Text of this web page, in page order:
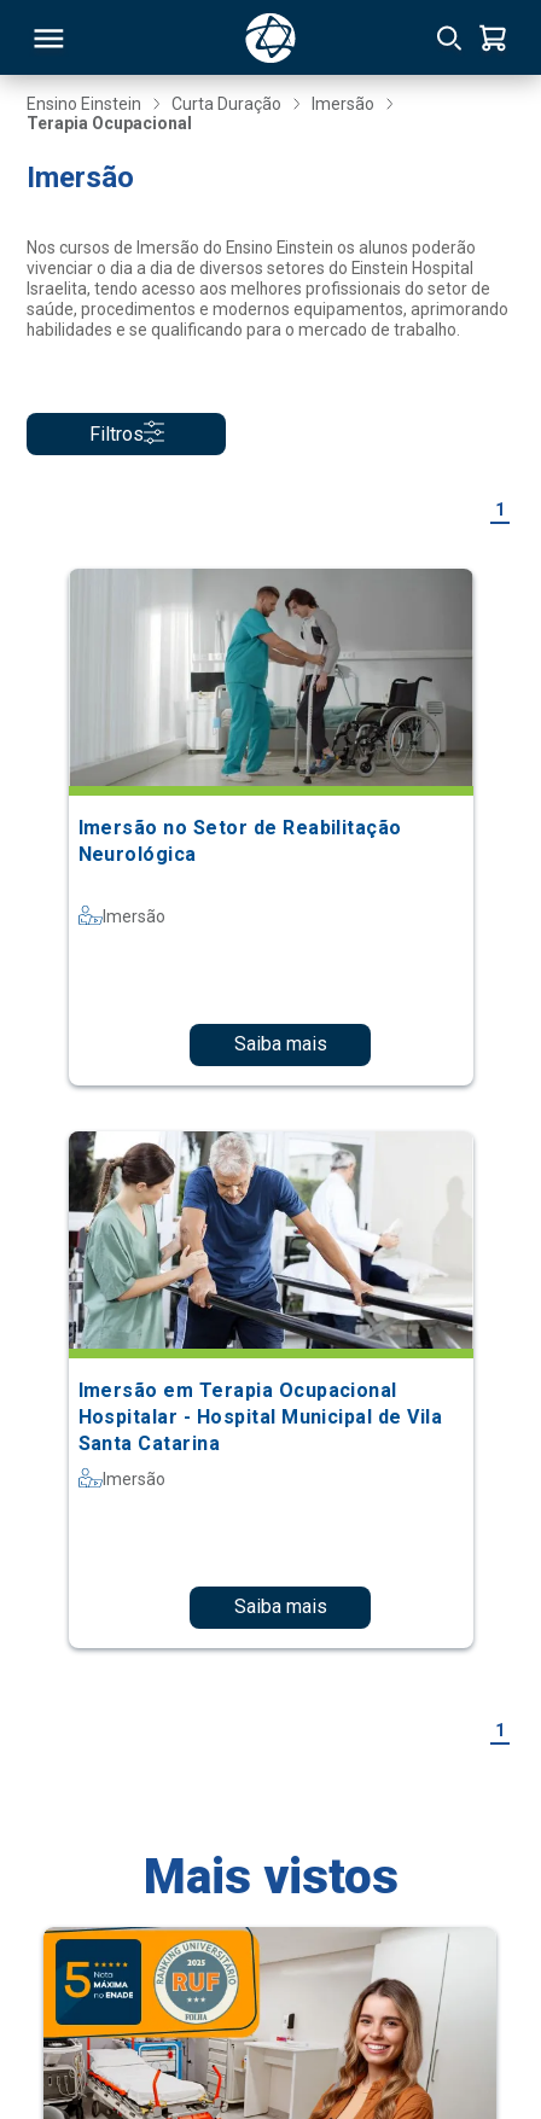
Ensino Einstein Curta Duração
Imersão
Terapia Ocupacional
Imersão
Nos cursos de Imersão do Ensino Einstein os alunos poderão
vivenciar o dia a dia de diversos setores do Einstein Hospital
Israelita, tendo acesso aos melhores profissionais do setor de
saúde, procedimentos e modernos equipamentos, aprimorando
habilidades e se qualificando para o mercado de trabalho.
Filtros
1
Imersão no Setor de Reabilitação
Neurológica
Imersão
Saiba mais
Imersão em Terapia Ocupacional
Hospitalar - Hospital Municipal de Vila
Santa Catarina
Imersão
Saiba mais
1
Mais vistos